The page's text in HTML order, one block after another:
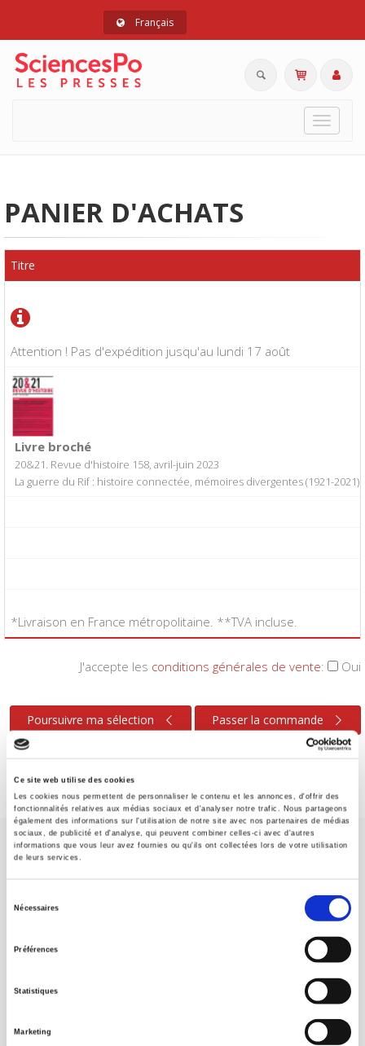
Ce site web utilise des cookies
Les cookies nous permettent de personnaliser le contenu et les annonces, d'offrir des
fonctionnalités relatives aux médias sociaux et d'analyser notre trafic. Nous partageons
également des informations sur l'utilisation de notre site avec nos partenaires de médias
sociaux, de publicité et d'analyse, qui peuvent combiner celles-ci avec d'autres
informations que vous leur avez fournies ou qu'ils ont collectées lors de votre utilisation
de leurs services.
Nécessaires
Préférences
Statistiques
Marketing
Français
Toggle
PANIER D'ACHATS
Attention ! Pas d'expédition jusqu'au lundi 17 août
Titre
Livre broché
20&21. Revue d'histoire 158, avril-juin 2023
La guerre du Rif : histoire connectée, mémoires divergentes (1921-2021)
*Livraison en France métropolitaine. **TVA incluse.
J'accepte les conditions générales de vente: Oui
Poursuivre ma sélection Passer la commande
Maison d'édition dédiée aux sciences humaines et sociales, les
Presses de Sciences Po participent depuis leur création en 1976
à la transmission des savoirs et des idées
FOREIGN RIGHTS